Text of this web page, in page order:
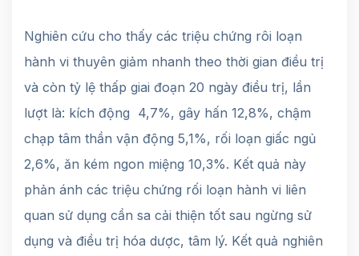
Nghiên cứu cho thấy các triệu chứng rôi loạn
hành vi thuyên giảm nhanh theo thời gian điều trị
và còn tỷ lệ thấp giai đoạn 20 ngày điều trị, lần
lượt là: kích động 4,7%, gây hấn 12,8%, chậm
chạp tâm thần vận động 5,1%, rối loạn giấc ngủ
2,6%, ăn kém ngon miệng 10,3%. Kết quả này
phản ánh các triệu chứng rối loạn hành vi liên
quan sử dụng cần sa cải thiện tốt sau ngừng sử
dụng và điều trị hóa dược, tâm lý. Kết quả nghiên